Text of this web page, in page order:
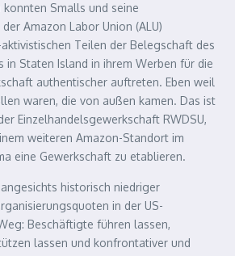
Smalls und seine
Amazon Labor Union (ALU)
Teilen der Belegschaft des
in Staten Island in ihrem Werben für die
authentischer auftreten. Eben weil
waren, die von außen kamen. Das ist
Einzelhandelsgewerkschaft RWDSU,
weiteren Amazon-Standort im
eine Gewerkschaft zu etablieren.
historisch niedriger
in der US-
Beschäftigte führen lassen,
lassen und konfrontativer und